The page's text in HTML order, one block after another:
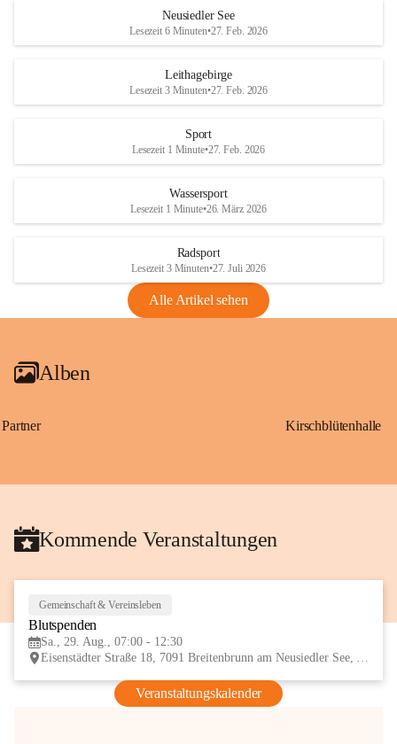
S
und den daraus folgenden wirtschaftlichen
Maßnahmen zur Bekämpfung
Rebe und der Amerikanischen
Anhang VBl. EU Nr. 18
1 Seite•1,4 MB
VBl. EU Nr. 18_2026
r
S
Neusiedler See
Lesezeit 6 Minuten•27. Feb. 2026
Leithagebirge
Lesezeit 3 Minuten•27. Feb. 2026
Sport
Lesezeit 1 Minute•27. Feb. 2026
Wassersport
Lesezeit 1 Minute•26. März 2026
Radsport
Lesezeit 3 Minuten•27. Juli 2026
Alle Artikel sehen
Alben
Partner Kirschblütenhalle
Kommende Veranstaltungen
Gemeinschaft & Vereinsleben
Blutspenden
Sa., 29. Aug., 07:00 - 12:30
Eisenstädter Straße 18, 7091 Breitenbrunn am Neusiedler See, AUT
Veranstaltungskalender